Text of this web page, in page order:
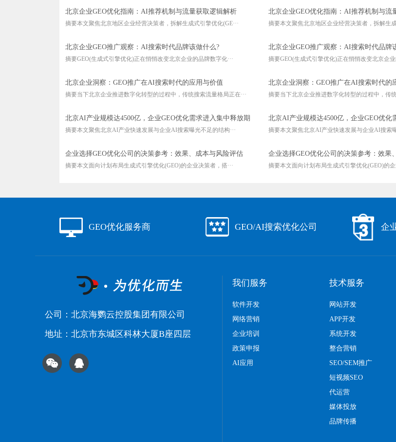
北京企业GEO优化指南：AI推荐机制与流量获取逻辑解析
摘要本文聚焦北京地区企业经营决策者，拆解生成式引擎优化(GE···
北京企业GEO推广观察：AI搜索时代品牌该做什么?
摘要GEO(生成式引擎优化)正在悄悄改变北京企业的品牌数字化···
北京企业洞察：GEO推广在AI搜索时代的应用与价值
摘要当下北京企业推进数字化转型的过程中，传统搜索流量格局正在···
北京AI产业规模达4500亿，企业GEO优化需求进入集中释放期
摘要本文聚焦北京AI产业快速发展与企业AI搜索曝光不足的结构···
企业选择GEO优化公司的决策参考：效果、成本与风险评估
摘要本文面向计划布局生成式引擎优化(GEO)的企业决策者，搭···
北京企业GEO优化指南：AI推荐机制与流
摘要本文聚焦北京地区企业经营决策者，拆解生成
北京企业GEO推广观察：AI搜索时代品牌
摘要GEO(生成式引擎优化)正在悄悄改变北京企业
北京企业洞察：GEO推广在AI搜索时代的
摘要当下北京企业推进数字化转型的过程中，传
北京AI产业规模达4500亿，企业GEO优化
摘要本文聚焦北京AI产业快速发展与企业AI搜索
企业选择GEO优化公司的决策参考：效果
摘要本文面向计划布局生成式引擎优化(GEO)的企
GEO优化服务商 GEO/AI搜索优化公司 企
公司：北京海鹦云控股集团有限公司
地址：北京市东城区科林大厦B座四层
我们服务
软件开发
网络营销
企业培训
政策申报
AI应用
技术服务
网站开发
APP开发
系统开发
整合营销
SEO/SEM推广
短视频SEO
代运营
媒体投放
品牌传播